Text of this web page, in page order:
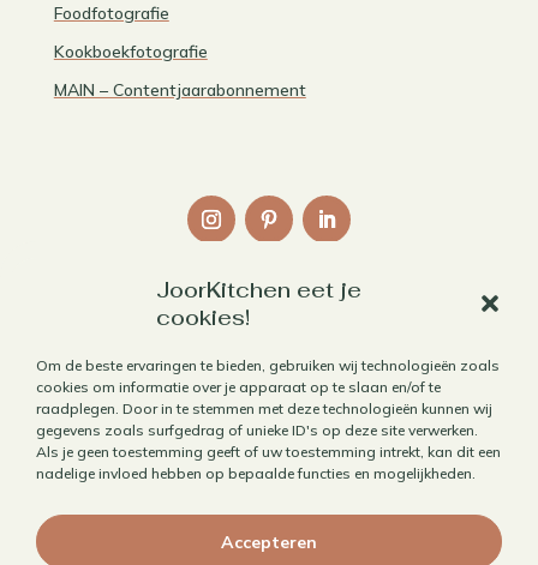
JoorKitchen eet je
cookies!
Om de beste ervaringen te bieden, gebruiken wij technologieën zoals
cookies om informatie over je apparaat op te slaan en/of te
raadplegen. Door in te stemmen met deze technologieën kunnen wij
gegevens zoals surfgedrag of unieke ID's op deze site verwerken.
Als je geen toestemming geeft of uw toestemming intrekt, kan dit een
nadelige invloed hebben op bepaalde functies en mogelijkheden.
Accepteren
Foodfotografie
Kookboekfotografie
MAIN – Contentjaarabonnement
Contact
Algemene voorwaarden
Privacybeleid